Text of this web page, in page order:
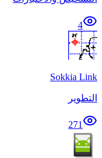
4
Sokkia Link
التطوير
271